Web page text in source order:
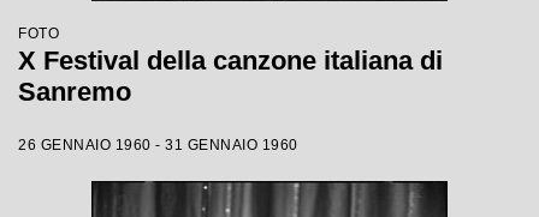
FOTO
X Festival della canzone italiana di
Sanremo
26 GENNAIO 1960 - 31 GENNAIO 1960